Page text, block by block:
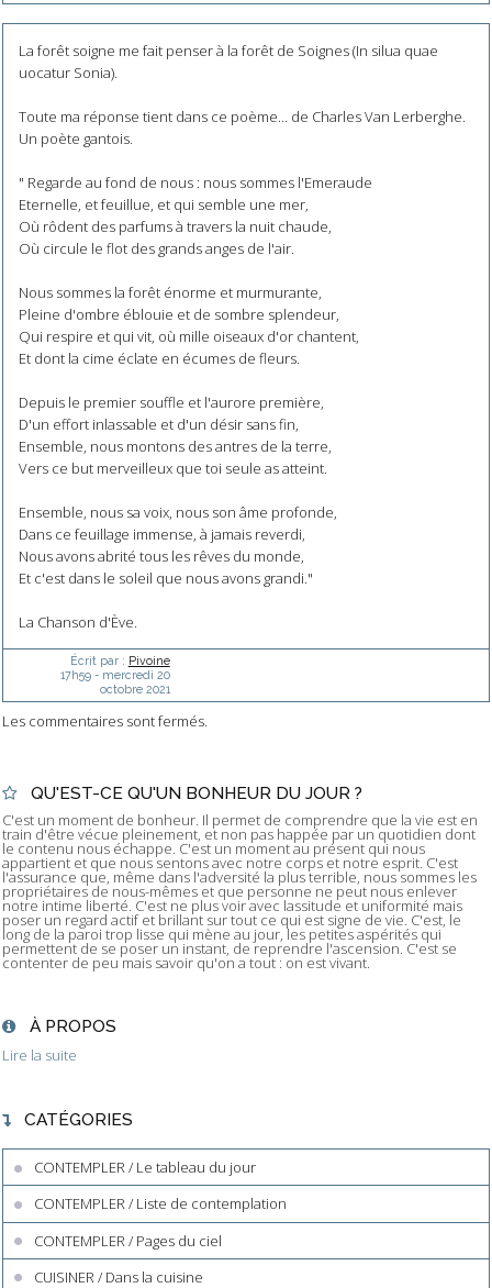
La forêt soigne me fait penser à la forêt de Soignes (In silua quae
uocatur Sonia).
Toute ma réponse tient dans ce poème... de Charles Van Lerberghe.
Un poète gantois.
" Regarde au fond de nous : nous sommes l'Emeraude
Eternelle, et feuillue, et qui semble une mer,
Où rôdent des parfums à travers la nuit chaude,
Où circule le flot des grands anges de l'air.
Nous sommes la forêt énorme et murmurante,
Pleine d'ombre éblouie et de sombre splendeur,
Qui respire et qui vit, où mille oiseaux d'or chantent,
Et dont la cime éclate en écumes de fleurs.
Depuis le premier souffle et l'aurore première,
D'un effort inlassable et d'un désir sans fin,
Ensemble, nous montons des antres de la terre,
Vers ce but merveilleux que toi seule as atteint.
Ensemble, nous sa voix, nous son âme profonde,
Dans ce feuillage immense, à jamais reverdi,
Nous avons abrité tous les rêves du monde,
Et c'est dans le soleil que nous avons grandi."
La Chanson d'Ève.
Écrit par : Pivoine
17h59- mercredi 20
octobre 2021
Les commentaires sont fermés.
QU'EST-CE QU'UN BONHEUR DU JOUR ?
C'est un moment de bonheur. Il permet de comprendre que la vie est en
train d'être vécue pleinement, et non pas happée par un quotidien dont
le contenu nous échappe. C'est un moment au présent qui nous
appartient et que nous sentons avec notre corps et notre esprit. C'est
l'assurance que, même dans l'adversité la plus terrible, nous sommes les
propriétaires de nous-mêmes et que personne ne peut nous enlever
notre intime liberté. C'est ne plus voir avec lassitude et uniformité mais
poser un regard actif et brillant sur tout ce qui est signe de vie. C'est, le
long de la paroi trop lisse qui mène au jour, les petites aspérités qui
permettent de se poser un instant, de reprendre l'ascension. C'est se
contenter de peu mais savoir qu'on a tout : on est vivant.
À PROPOS
Lire la suite
CATÉGORIES
CONTEMPLER / Le tableau du jour
CONTEMPLER / Liste de contemplation
CONTEMPLER / Pages du ciel
CUISINER / Dans la cuisine